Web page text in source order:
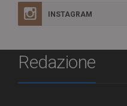
INSTAGRAM
Redazione